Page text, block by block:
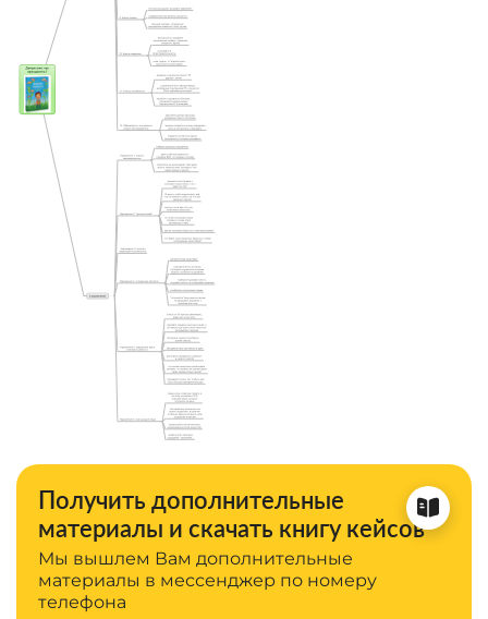
Получить дополнительные
материалы и скачать книгу кейсов
Мы вышлем Вам дополнительные
материалы в мессенджер по номеру
телефона